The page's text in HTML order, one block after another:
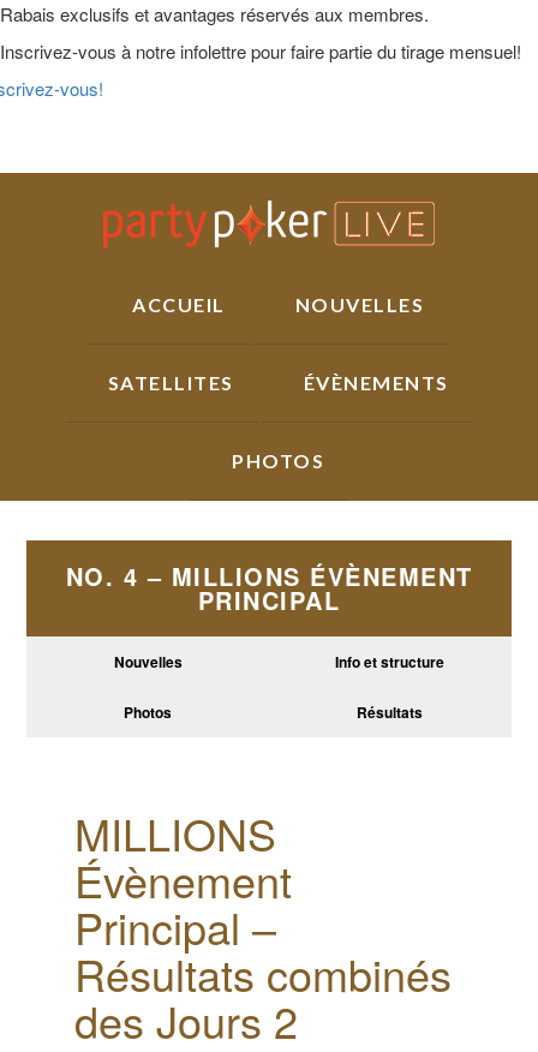
Rabais exclusifs et avantages réservés aux membres.
Inscrivez-vous à notre infolettre pour faire partie du tirage mensuel!
vous!
ACCUEIL NOUVELLES
SATELLITES ÉVÈNEMENTS
PHOTOS
NO. 4 – MILLIONS ÉVÈNEMENT
PRINCIPAL
Nouvelles Info et structure
Photos Résultats
MILLIONS
Évènement
Principal –
Résultats combinés
des Jours 2